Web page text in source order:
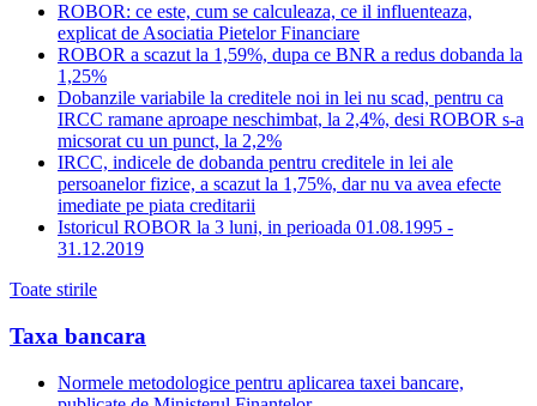
ROBOR: ce este, cum se calculeaza, ce il influenteaza,
explicat de Asociatia Pietelor Financiare
ROBOR a scazut la 1,59%, dupa ce BNR a redus dobanda la
1,25%
Dobanzile variabile la creditele noi in lei nu scad, pentru ca
IRCC ramane aproape neschimbat, la 2,4%, desi ROBOR s-a
micsorat cu un punct, la 2,2%
IRCC, indicele de dobanda pentru creditele in lei ale
persoanelor fizice, a scazut la 1,75%, dar nu va avea efecte
imediate pe piata creditarii
Istoricul ROBOR la 3 luni, in perioada 01.08.1995 -
31.12.2019
Toate stirile
Taxa bancara
Normele metodologice pentru aplicarea taxei bancare,